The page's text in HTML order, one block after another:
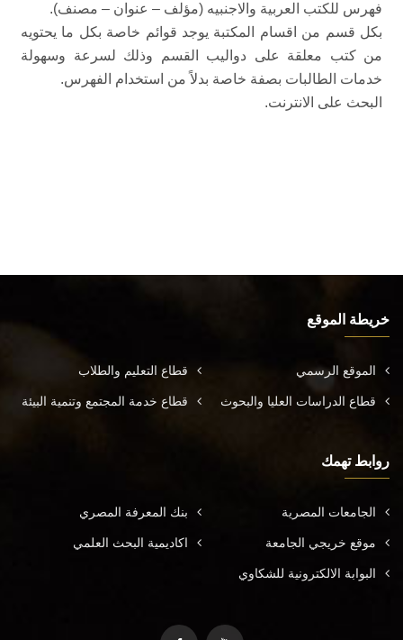
فهرس للكتب العربية والاجنبيه (مؤلف – عنوان – مصنف).
بكل قسم من اقسام المكتبة يوجد قوائم خاصة بكل ما يحتويه
من كتب معلقة على دواليب القسم وذلك لسرعة وسهولة
خدمات الطالبات بصفة خاصة بدلاً من استخدام الفهرس.
البحث على الانترنت.
خريطة الموقع
الموقع الرسمي قطاع التعليم والطلاب
قطاع الدراسات العليا والبحوث قطاع خدمة المجتمع وتنمية البيئة
روابط تهمك
الجامعات المصرية بنك المعرفة المصري
موقع خريجي الجامعة اكاديمية البحث العلمي
البوابة الالكترونية للشكاوي